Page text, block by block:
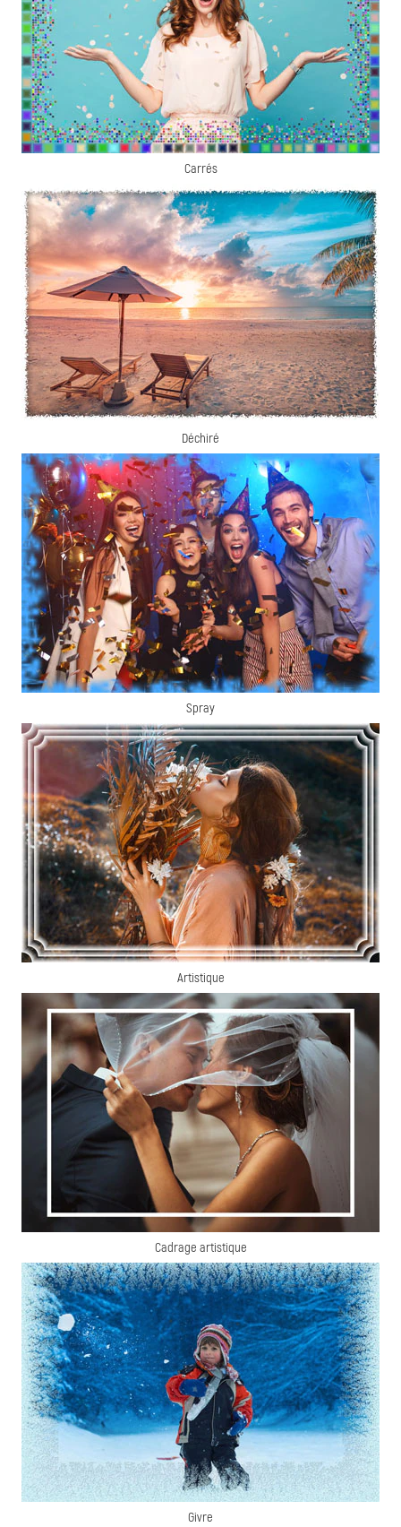
Carrés
Déchiré
Spray
Artistique
Cadrage artistique
Givre